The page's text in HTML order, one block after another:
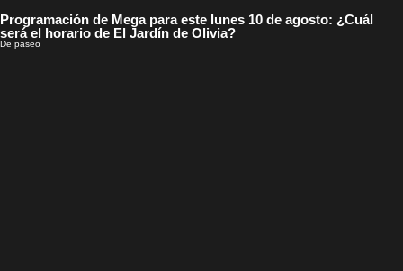
Programación de Mega para este lunes 10 de agosto: ¿Cuál
será el horario de El Jardín de Olivia?
De paseo